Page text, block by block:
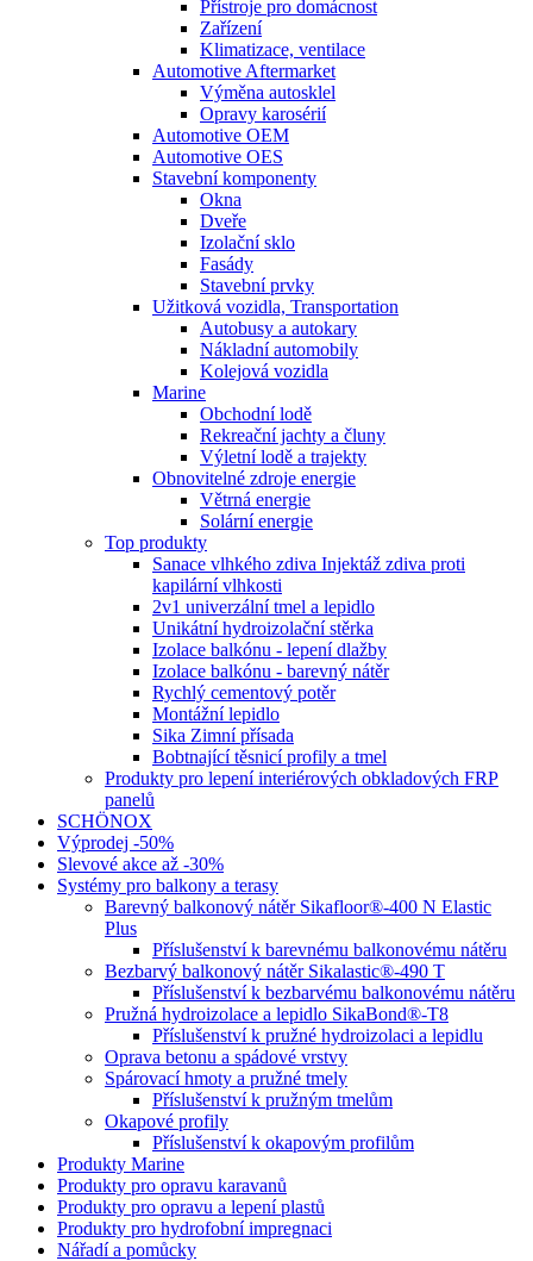
Přístroje pro domácnost
Zařízení
Klimatizace, ventilace
Automotive Aftermarket
Výměna autosklel
Opravy karosérií
Automotive OEM
Automotive OES
Stavební komponenty
Okna
Dveře
Izolační sklo
Fasády
Stavební prvky
Užitková vozidla, Transportation
Autobusy a autokary
Nákladní automobily
Kolejová vozidla
Marine
Obchodní lodě
Rekreační jachty a čluny
Výletní lodě a trajekty
Obnovitelné zdroje energie
Větrná energie
Solární energie
Top produkty
Sanace vlhkého zdiva Injektáž zdiva proti
kapilární vlhkosti
2v1 univerzální tmel a lepidlo
Unikátní hydroizolační stěrka
Izolace balkónu - lepení dlažby
Izolace balkónu - barevný nátěr
Rychlý cementový potěr
Montážní lepidlo
Sika Zimní přísada
Bobtnající těsnicí profily a tmel
Produkty pro lepení interiérových obkladových FRP
panelů
SCHÖNOX
Výprodej -50%
Slevové akce až -30%
Systémy pro balkony a terasy
Barevný balkonový nátěr Sikafloor®-400 N Elastic
Plus
Příslušenství k barevnému balkonovému nátěru
Bezbarvý balkonový nátěr Sikalastic®-490 T
Příslušenství k bezbarvému balkonovému nátěru
Pružná hydroizolace a lepidlo SikaBond®-T8
Příslušenství k pružné hydroizolaci a lepidlu
Oprava betonu a spádové vrstvy
Spárovací hmoty a pružné tmely
Příslušenství k pružným tmelům
Okapové profily
Příslušenství k okapovým profilům
Produkty Marine
Produkty pro opravu karavanů
Produkty pro opravu a lepení plastů
Produkty pro hydrofobní impregnaci
Nářadí a pomůcky